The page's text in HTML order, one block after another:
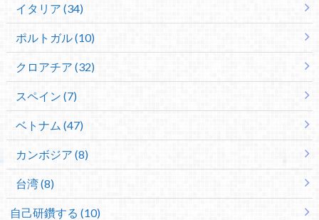
イタリア (34)
ポルトガル (10)
クロアチア (32)
スペイン (7)
ベトナム (47)
カンボジア (8)
台湾 (8)
自己研鑽する (10)